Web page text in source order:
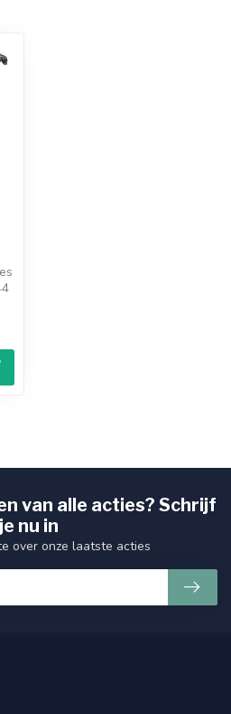
van alle acties? Schrijf
je nu in
over onze laatste acties